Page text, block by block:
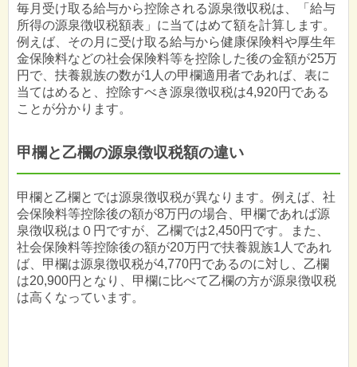
毎月受け取る給与から控除される源泉徴収税は、「給与
所得の源泉徴収税額表」に当てはめて額を計算します。
例えば、その月に受け取る給与から健康保険料や厚生年
金保険料などの社会保険料等を控除した後の金額が25万
円で、扶養親族の数が1人の甲欄適用者であれば、表に
当てはめると、控除すべき源泉徴収税は4,920円である
ことが分かります。
甲欄と乙欄の源泉徴収税額の違い
甲欄と乙欄とでは源泉徴収税が異なります。例えば、社
会保険料等控除後の額が8万円の場合、甲欄であれば源
泉徴収税は０円ですが、乙欄では2,450円です。また、
社会保険料等控除後の額が20万円で扶養親族1人であれ
ば、甲欄は源泉徴収税が4,770円であるのに対し、乙欄
は20,900円となり、甲欄に比べて乙欄の方が源泉徴収税
は高くなっています。